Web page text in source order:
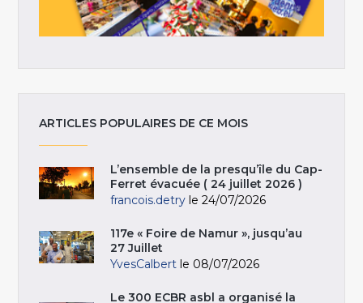
ARTICLES POPULAIRES DE CE MOIS
L’ensemble de la presqu’île du Cap-
Ferret évacuée ( 24 juillet 2026 )
francois.detry le 24/07/2026
117e « Foire de Namur », jusqu’au
27 Juillet
YvesCalbert le 08/07/2026
Le 300 ECBR asbl a organisé la